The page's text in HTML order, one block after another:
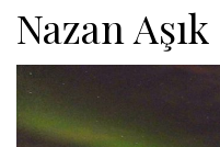
Nazan Aşık